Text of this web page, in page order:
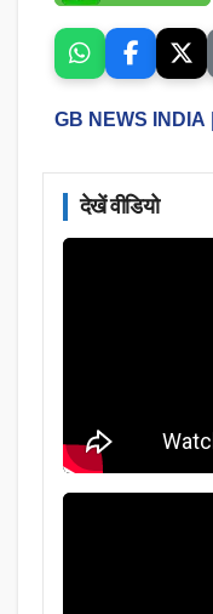
GB NEWS INDIA
देखें वीडियो